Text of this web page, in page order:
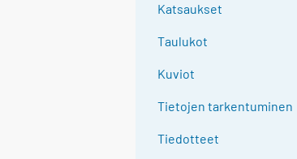
Katsaukset
Taulukot
Kuviot
Tietojen tarkentuminen
Tiedotteet